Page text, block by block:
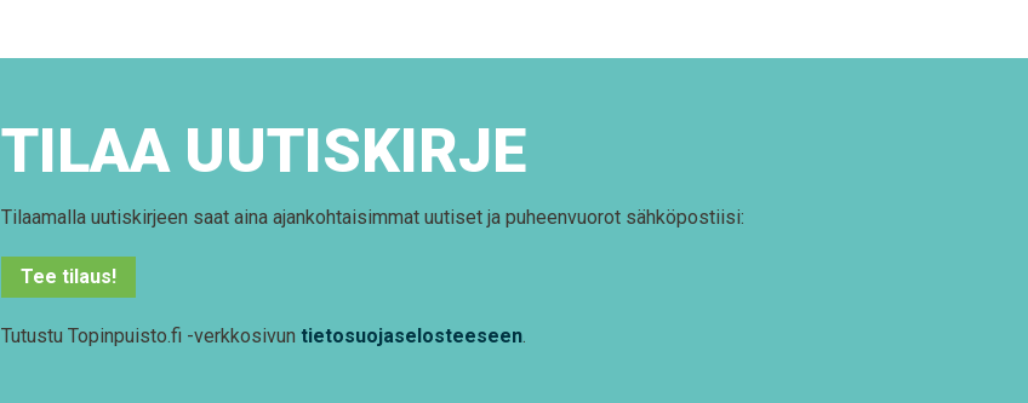
TILAA UUTISKIRJE
Tilaamalla uutiskirjeen saat aina ajankohtaisimmat uutiset ja puheenvuorot sähköpostiisi:
Tee tilaus!
Tutustu Topinpuisto.fi -verkkosivuntietosuojaselosteeseen.